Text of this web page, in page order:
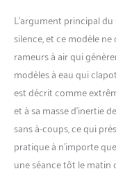
L’argument principal
silence, et ce modèle
rameurs à air qui
modèles à eau qui
est décrit comme
et à sa masse d’inertie
sans à-coups, ce qui
pratique à n’importe
une séance tôt le matin